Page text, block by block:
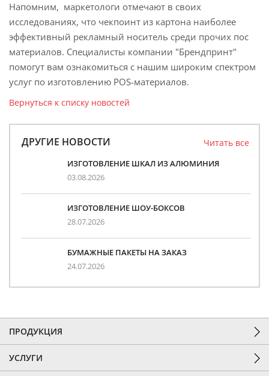
Напомним, маркетологи отмечают в своих
исследованиях, что чекпоинт из картона наиболее
эффективный рекламный носитель среди прочих пос
материалов. Специалисты компании "Брендпринт"
помогут вам ознакомиться с нашим широким спектром
услуг по изготовлению POS-материалов.
Вернуться к списку новостей
ДРУГИЕ НОВОСТИ Читать все
ИЗГОТОВЛЕНИЕ ШКАЛ ИЗ АЛЮМИНИЯ
03.08.2026
ИЗГОТОВЛЕНИЕ ШОУ-БОКСОВ
28.07.2026
БУМАЖНЫЕ ПАКЕТЫ НА ЗАКАЗ
24.07.2026
ПРОДУКЦИЯ
УСЛУГИ